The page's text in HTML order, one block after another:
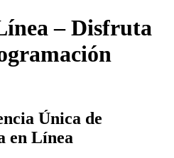
– Disfruta
Única de
en Línea